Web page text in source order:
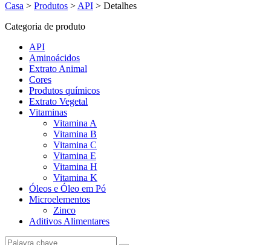
Casa > Produtos > API > Detalhes
Categoria de produto
API
Aminoácidos
Extrato Animal
Cores
Produtos químicos
Extrato Vegetal
Vitaminas
Vitamina A
Vitamina B
Vitamina C
Vitamina E
Vitamina H
Vitamina K
Óleos e Óleo em Pó
Microelementos
Zinco
Aditivos Alimentares